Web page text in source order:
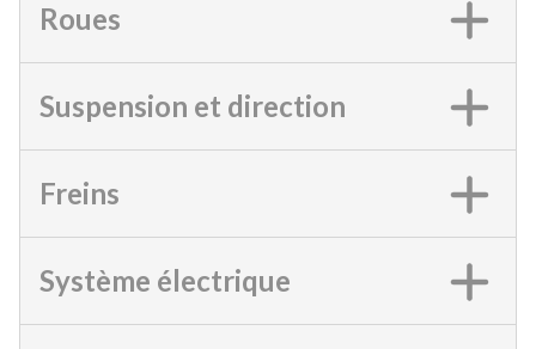
Roues
Suspension et direction
Freins
Système électrique